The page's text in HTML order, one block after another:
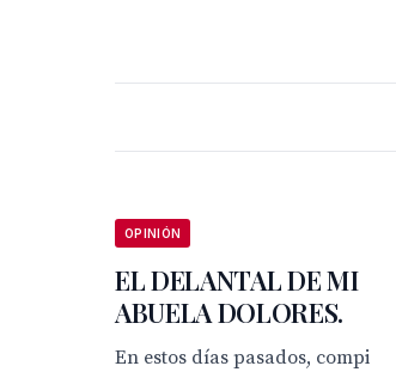
OPINIÓN
EL DELANTAL DE MI
ABUELA DOLORES.
En estos días pasados, compi